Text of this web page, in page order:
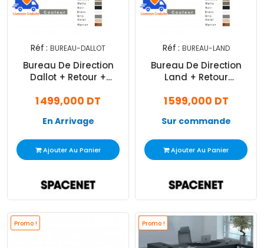
Réf : BUREAU-DALLOT
Bureau De Direction
Dallot + Retour +
1 499,000 DT
En Arrivage
Ajouter Au Panier
Réf : BUREAU-LAND
Bureau De Direction
Land + Retour
1 599,000 DT
Sur commande
Ajouter Au Panier
Promo ! Promo !